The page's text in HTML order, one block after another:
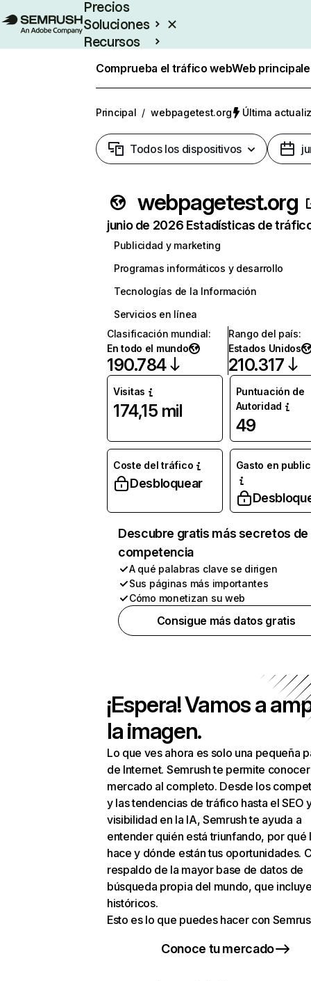
Precios
Soluciones
Recursos
Comprueba el tráfico webWeb
Principal / webpagetest.org Última
Todos los dispositivos
webpagetest.org
junio de 2026 Estadísticas de
Publicidad y marketing
Programas informáticos y desarrollo
Tecnologías de la Información
Servicios en línea
Clasificación mundial:
En todo el mundo
190.784
Rango del país:
Estados Unidos
210.317
Visitas
174,15 mil
Puntuación de
Autoridad
49
Coste del tráfico
Desbloquear
Gasto en
Descubre gratis más secretos de
competencia
A qué palabras clave se dirigen
Sus páginas más importantes
Cómo monetizan su web
Consigue más datos gratis
¡Espera! Vamos a
la imagen.
Lo que ves ahora es solo una pequeña
de Internet. Semrush te permite
mercado al completo. Desde los
y las tendencias de tráfico hasta el SEO
visibilidad en la IA, Semrush te ayuda a
entender quién está triunfando, por qué
hace y dónde están tus oportunidades.
respaldo de la mayor base de datos de
búsqueda propia del mundo, que
históricos.
Esto es lo que puedes hacer con
Conoce tu mercado